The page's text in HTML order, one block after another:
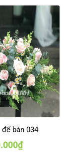
bàn 034
₫